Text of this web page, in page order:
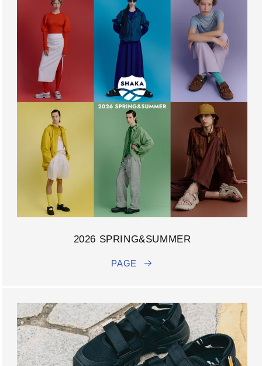
2026 SPRING&SUMMER
PAGE